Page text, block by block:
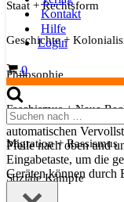
Kontakt
Hilfe
Login
Warenkorb
0
Suchen
nach …
automatischen
Pfeile nach oben und
Eingabetaste, um die
Geräten können durch
Staat + Rechtsform
Geschichte +
Philosophie
Faschismus + Neue
Migration + Rassismus
Soziale Kämpfe